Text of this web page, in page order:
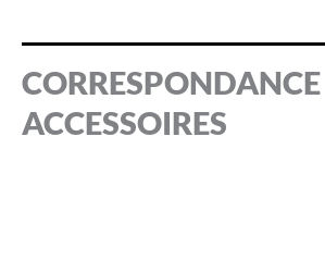
CORRESPONDANCE
ACCESSOIRES